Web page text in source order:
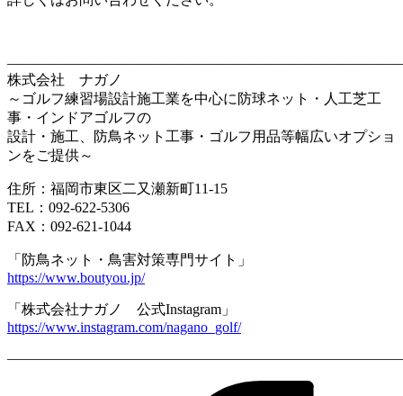
株式会社 ナガノ
～ゴルフ練習場設計施工業を中心に防球ネット・人工芝工
事・インドアゴルフの
設計・施工、防鳥ネット工事・ゴルフ用品等幅広いオプショ
ンをご提供～
住所：福岡市東区二又瀬新町11-15
TEL：092-622-5306
FAX：092-621-1044
「防鳥ネット・鳥害対策専門サイト」
https://www.boutyou.jp/
「株式会社ナガノ 公式Instagram」
https://www.instagram.com/nagano_golf/